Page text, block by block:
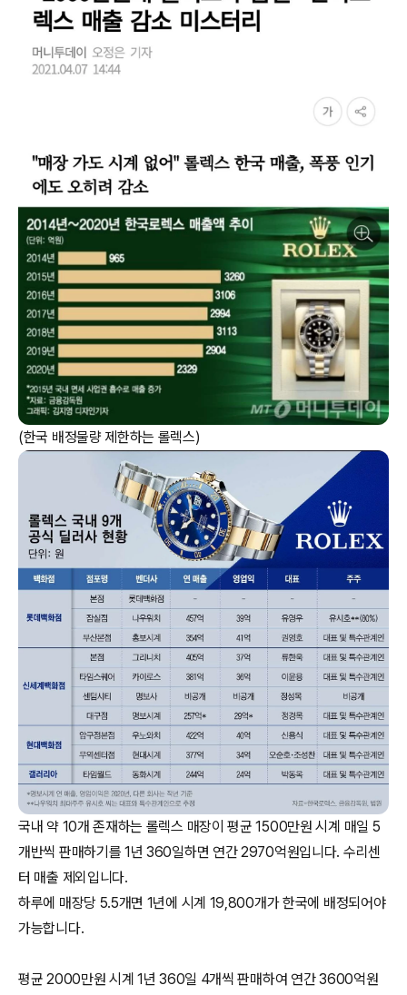
(한국 배정물량 제한하는 롤렉스)
국내 약 10개 존재하는 롤렉스 매장이 평균 1500만원 시계 매일 5
개반씩 판매하기를 1년 360일하면 연간 2970억원입니다. 수리센
터 매출 제외입니다.
하루에 매장당 5.5개면 1년에 시계 19,800개가 한국에 배정되어야
가능합니다.
평균 2000만원 시계 1년 360일 4개씩 판매하여 연간 3600억원